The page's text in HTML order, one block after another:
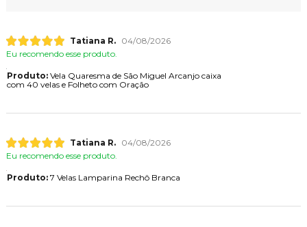
Tatiana R.
04/08/2026
Eu recomendo esse produto.
Produto:Vela Quaresma de São Miguel Arcanjo caixa
com 40 velas e Folheto com Oração
Tatiana R.
04/08/2026
Eu recomendo esse produto.
Produto:7 Velas Lamparina Rechô Branca